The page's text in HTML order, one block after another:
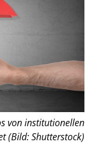
von institutionellen
(Bild: Shutterstock)